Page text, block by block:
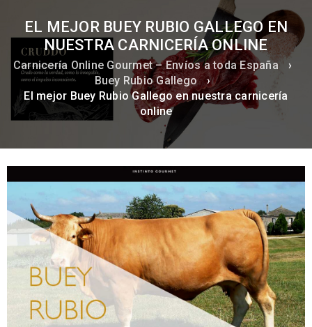
EL MEJOR BUEY RUBIO GALLEGO EN
NUESTRA CARNICERÍA ONLINE
Carnicería Online Gourmet – Envíos a toda España
›
Buey Rubio Gallego
›
El mejor Buey Rubio Gallego en nuestra carnicería
online